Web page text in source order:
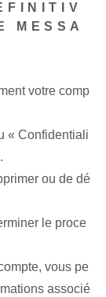
MESSA
votre comp
« Confidentiali
ou de dé
le proce
vous pe
associé